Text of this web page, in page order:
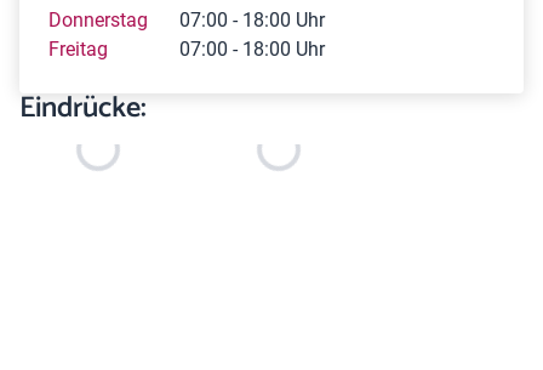
Donnerstag
07:00 - 18:00 Uhr
Freitag
07:00 - 18:00 Uhr
Eindrücke: